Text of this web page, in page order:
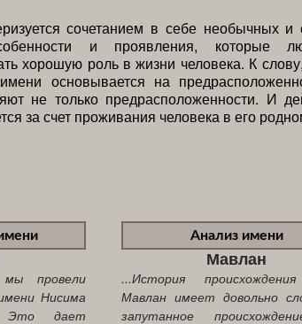
сочетанием в себе необычных и
и проявления, которые
хорошую роль в жизни человека. К
основывается на
не только предрасположенности. И
за счет проживания человека в его
провели
Нисима
Это дает
Анализ имени
Мавлан
...История
Мавлан имеет довольно
запутанное